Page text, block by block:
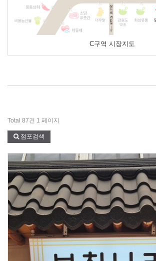
C구역 시장지도
Total 87건 1 페이지
점포검색